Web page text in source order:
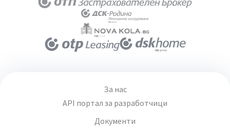
За нас
API портал за разработчици
Документи